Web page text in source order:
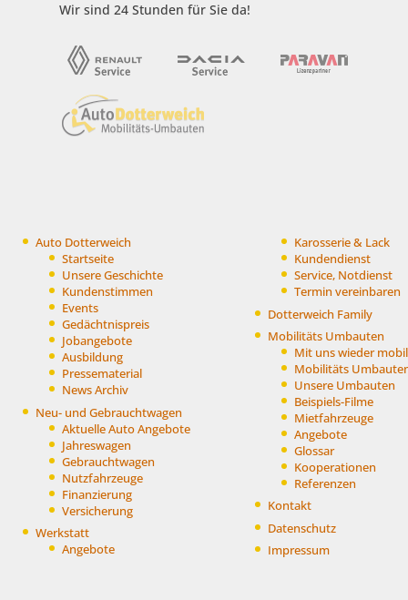
Wir sind 24 Stunden für Sie da!
Auto Dotterweich
Startseite
Unsere Geschichte
Kundenstimmen
Events
Gedächtnispreis
Jobangebote
Ausbildung
Pressematerial
News Archiv
Neu- und Gebrauchtwagen
Aktuelle Auto Angebote
Jahreswagen
Gebrauchtwagen
Nutzfahrzeuge
Finanzierung
Versicherung
Werkstatt
Angebote
Karosserie & Lack
Kundendienst
Service, Notdienst
Termin vereinbaren
Dotterweich Family
Mobilitäts Umbauten
Mit uns wieder mobil
Mobilitäts
Unsere Umbauten
Beispiels-Filme
Mietfahrzeuge
Angebote
Glossar
Kooperationen
Referenzen
Kontakt
Datenschutz
Impressum